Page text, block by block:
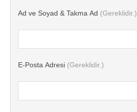
Ad ve Soyad & Takma Ad (Gereklidir.)
E-Posta Adresi (Gereklidir.)